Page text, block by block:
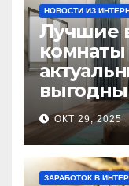
НОВОСТИ ИЗ
Лучшие
комнаты
ОКТ 29, 2025
ЗАРАБОТОК В